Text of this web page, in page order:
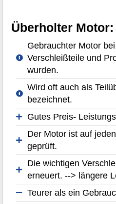
Überholter Motor:
Gebrauchter Motor
Verschleißteile und
wurden.
Wird oft auch als
bezeichnet.
Gutes Preis-
Der Motor ist auf
geprüft.
Die wichtigen
erneuert. --> längere
Teurer als ein